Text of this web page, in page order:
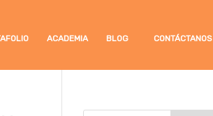
ACADEMIA BLOG CONTÁCTANOS